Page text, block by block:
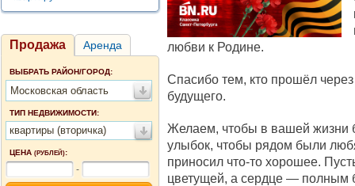
Продажа Аренда
ВЫБРАТЬ РАЙОН/ГОРОД:
Московская область
ТИП НЕДВИЖИМОСТИ:
квартиры (вторичка)
ЦЕНА (РУБЛЕЙ):
-
любви к Родине.
Спасибо тем, кто прошёл
будущего.
Желаем, чтобы в вашей жизни
улыбок, чтобы рядом были
приносил что‑то хорошее.
цветущей, а сердце — полным